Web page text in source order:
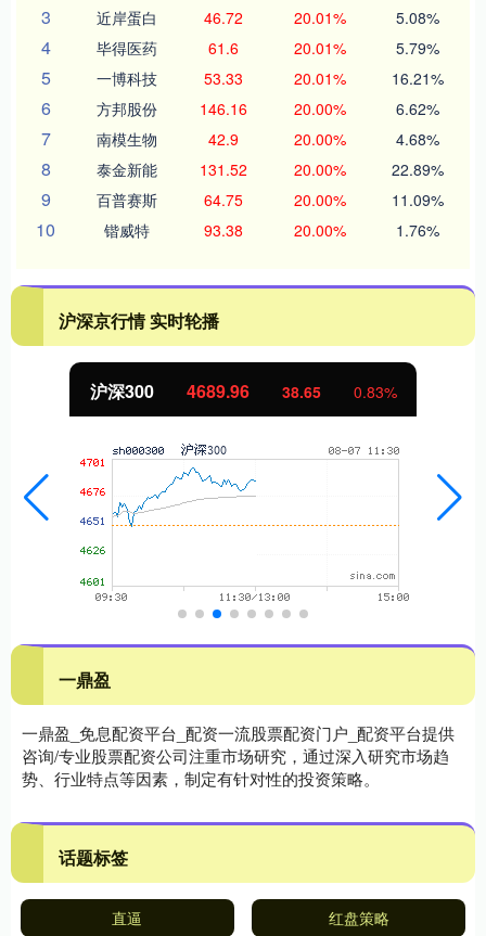
3 近岸蛋白 46.72 20.01% 5.08%
4 毕得医药 61.6 20.01% 5.79%
5 一博科技 53.33 20.01% 16.21%
6 方邦股份 146.16 20.00% 6.62%
7 南模生物 42.9 20.00% 4.68%
8 泰金新能 131.52 20.00% 22.89%
9 百普赛斯 64.75 20.00% 11.09%
10 锴威特 93.38 20.00% 1.76%
沪深京行情 实时轮播
沪深300 4689.96 38.65 0.83%
一鼎盈
一鼎盈_免息配资平台_配资一流股票配资门户_配资平台提供
咨询/专业股票配资公司注重市场研究，通过深入研究市场趋
势、行业特点等因素，制定有针对性的投资策略。
话题标签
直逼 红盘策略